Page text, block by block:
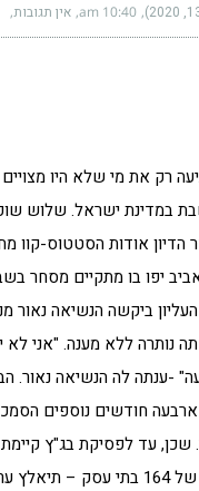
10:40 am אין תגובות
רק את מי שלא היו
במדינת ישראל. שלוש
אודות הסטטוס-קוו
יפו בו מתקיים מסחר
ביקשה הנשיאה
ללא מענה. "אני לא
-ענתה לה הנשיאה נאור.
חודשים נוספים
עסק.